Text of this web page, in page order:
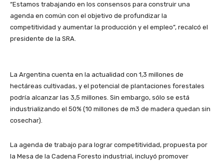
“Estamos trabajando en los consensos para construir una
agenda en común con el objetivo de profundizar la
competitividad y aumentar la producción y el empleo”, recalcó el
presidente de la SRA.
La Argentina cuenta en la actualidad con 1,3 millones de
hectáreas cultivadas, y el potencial de plantaciones forestales
podría alcanzar las 3,5 millones. Sin embargo, sólo se está
industrializando el 50% (10 millones de m3 de madera quedan sin
cosechar).
La agenda de trabajo para lograr competitividad, propuesta por
la Mesa de la Cadena Foresto industrial, incluyó promover